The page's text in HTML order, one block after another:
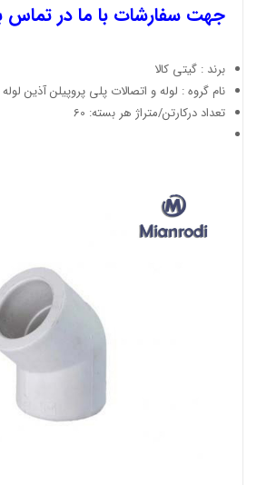
جهت سفارشات با ما در تماس
برند : گیتی کالا
نام گروه : لوله و اتصالات پلی پروپیلن آذین لوله
تعداد درکارتن/متراژ هر بسته: 60